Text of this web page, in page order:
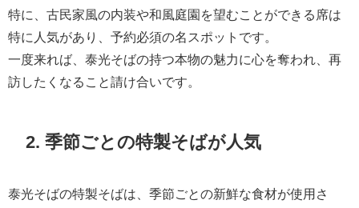
特に、古民家風の内装や和風庭園を望むことができる席は
特に人気があり、予約必須の名スポットです。
一度来れば、泰光そばの持つ本物の魅力に心を奪われ、再
訪したくなること請け合いです。
2. 季節ごとの特製そばが人気
泰光そばの特製そばは、季節ごとの新鮮な食材が使用さ